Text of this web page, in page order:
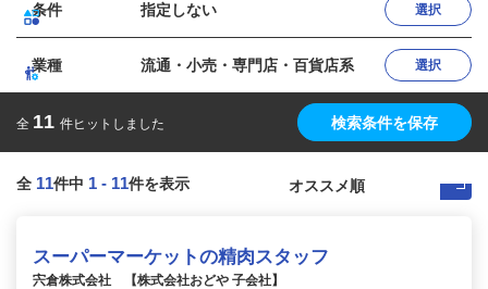
条件 指定しない 選択
業種 流通・小売・専門店・百貨店系 選択
全 11 件ヒットしました 検索条件を保存
全 11件中 1 - 11件を表示
スーパーマーケットの精肉スタッフ
宍倉株式会社 【株式会社おどや 子会社】